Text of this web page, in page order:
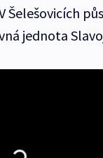
Šelešovicích
jednota